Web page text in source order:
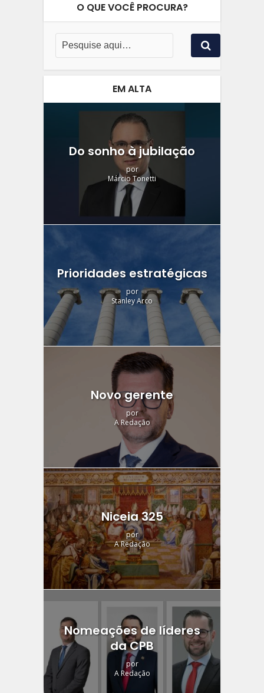
O QUE VOCÊ PROCURA?
EM ALTA
Do sonho à jubilação
por
Márcio Tonetti
Prioridades estratégicas
por
Stanley Arco
Novo gerente
por
A Redação
Niceia 325
por
A Redação
Nomeações de líderes
da CPB
por
A Redação